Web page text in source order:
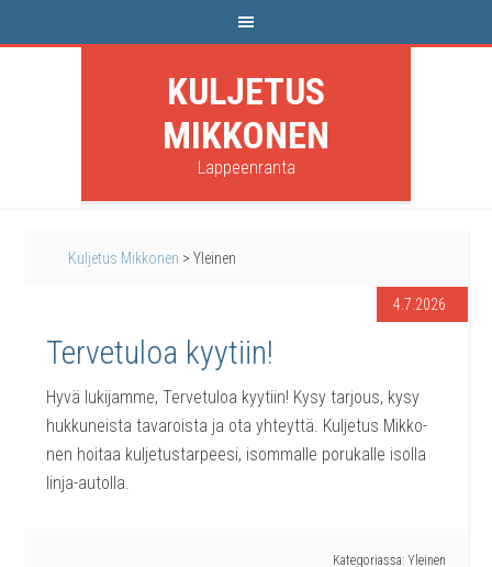
KULJETUS
MIKKONEN
Lappeenranta
Kuljetus Mikkonen >Yleinen
4.7.2026
Ter­ve­tu­loa kyytiin!
Hyvä luki­jam­me, Ter­ve­tu­loa kyy­tiin! Kysy tar­jous, kysy
huk­ku­neis­ta tava­rois­ta ja ota yhteyt­tä. Kul­je­tus Mik­ko­
nen hoi­taa kul­je­tus­tar­pee­si, isom­mal­le poru­kal­le isol­la
linja-autolla.
Kategoriassa: Yleinen